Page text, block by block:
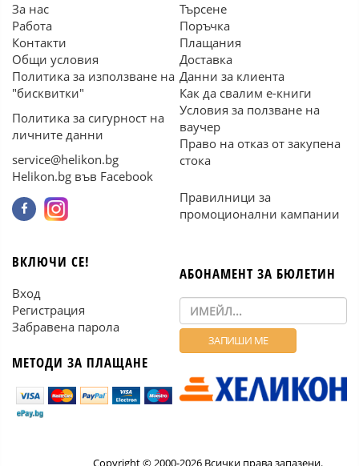
За нас
Работа
Контакти
Общи условия
Политика за използване на
"бисквитки"
Политика за сигурност на
личните данни
service@helikon.bg
Helikon.bg във Facebook
Търсене
Поръчка
Плащания
Доставка
Данни за клиента
Как да свалим е-книги
Условия за ползване на
ваучер
Право на отказ от закупена
стока
Правилници за
промоционални кампании
ВКЛЮЧИ СЕ!
Вход
Регистрация
Забравена парола
МЕТОДИ ЗА ПЛАЩАНЕ
АБОНАМЕНТ ЗА БЮЛЕТИН
Copyright © 2000-2026 Всички права запазени.